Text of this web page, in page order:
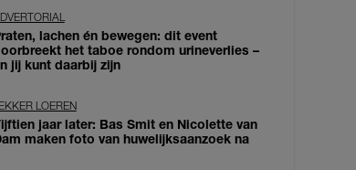
lachen én bewegen: dit event
het taboe rondom urineverlies –
jij kunt daarbij zijn
LOEREN
jaar later: Bas Smit en Nicolette van
maken foto van huwelijksaanzoek na